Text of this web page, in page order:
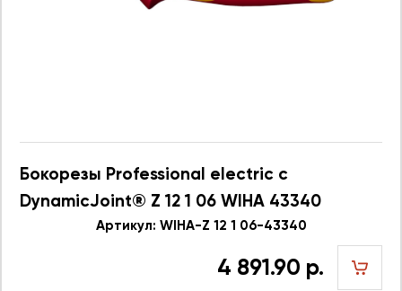
Бокорезы Professional electric с
DynamicJoint® Z 12 1 06 WIHA 43340
Артикул: WIHA-Z 12 1 06-43340
4 891.90 р.